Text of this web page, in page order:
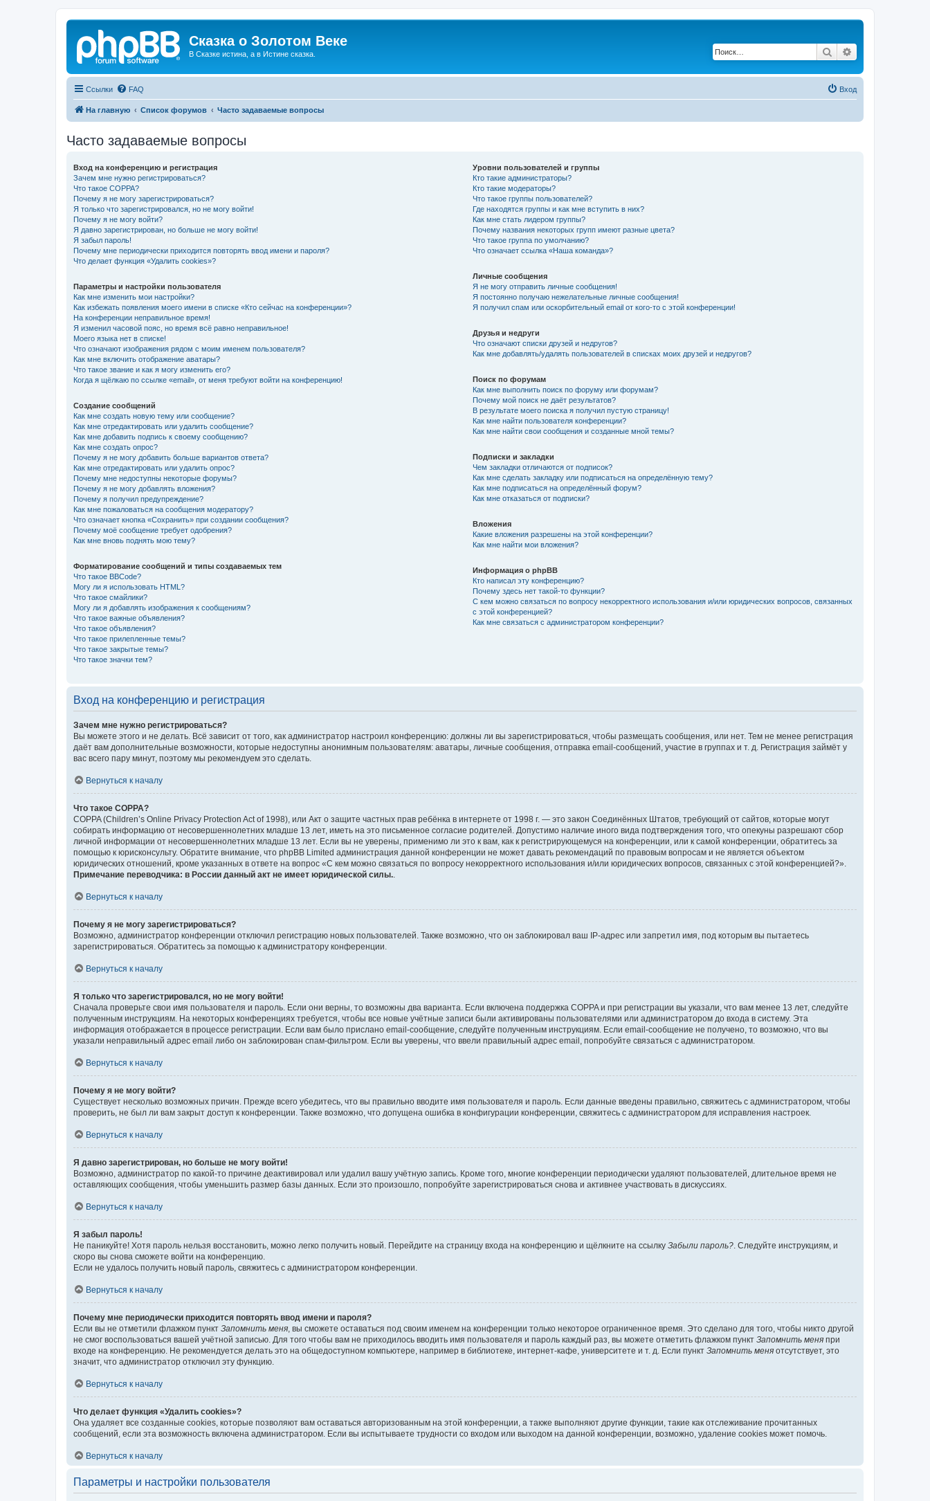
Сказка о Золотом Веке
В Сказке истина, а в Истине сказка. Поиск
Ссылки FAQ Вход
На главную Список форумов Часто задаваемые вопросы
Часто задаваемые вопросы
Вход на конференцию и регистрация
Зачем мне нужно регистрироваться?
Что такое COPPA?
Почему я не могу зарегистрироваться?
Я только что зарегистрировался, но не могу войти!
Почему я не могу войти?
Я давно зарегистрирован, но больше не могу войти!
Я забыл пароль!
Почему мне периодически приходится повторять ввод имени и пароля?
Что делает функция «Удалить cookies»?
Параметры и настройки пользователя
Как мне изменить мои настройки?
Как избежать появления моего имени в списке «Кто сейчас на конференции»?
На конференции неправильное время!
Я изменил часовой пояс, но время всё равно неправильное!
Моего языка нет в списке!
Что означают изображения рядом с моим именем пользователя?
Как мне включить отображение аватары?
Что такое звание и как я могу изменить его?
Когда я щёлкаю по ссылке «email», от меня требуют войти на конференцию!
Создание сообщений
Как мне создать новую тему или сообщение?
Как мне отредактировать или удалить сообщение?
Как мне добавить подпись к своему сообщению?
Как мне создать опрос?
Почему я не могу добавить больше вариантов ответа?
Как мне отредактировать или удалить опрос?
Почему мне недоступны некоторые форумы?
Почему я не могу добавлять вложения?
Почему я получил предупреждение?
Как мне пожаловаться на сообщения модератору?
Что означает кнопка «Сохранить» при создании сообщения?
Почему моё сообщение требует одобрения?
Как мне вновь поднять мою тему?
Форматирование сообщений и типы создаваемых тем
Что такое BBCode?
Могу ли я использовать HTML?
Что такое смайлики?
Могу ли я добавлять изображения к сообщениям?
Что такое важные объявления?
Что такое объявления?
Что такое прилепленные темы?
Что такое закрытые темы?
Что такое значки тем?
Уровни пользователей и группы
Кто такие администраторы?
Кто такие модераторы?
Что такое группы пользователей?
Где находятся группы и как мне вступить в них?
Как мне стать лидером группы?
Почему названия некоторых групп имеют разные цвета?
Что такое группа по умолчанию?
Что означает ссылка «Наша команда»?
Личные сообщения
Я не могу отправить личные сообщения!
Я постоянно получаю нежелательные личные сообщения!
Я получил спам или оскорбительный email от кого-то с этой конференции!
Друзья и недруги
Что означают списки друзей и недругов?
Как мне добавлять/удалять пользователей в списках моих друзей и недругов?
Поиск по форумам
Как мне выполнить поиск по форуму или форумам?
Почему мой поиск не даёт результатов?
В результате моего поиска я получил пустую страницу!
Как мне найти пользователя конференции?
Как мне найти свои сообщения и созданные мной темы?
Подписки и закладки
Чем закладки отличаются от подписок?
Как мне сделать закладку или подписаться на определённую тему?
Как мне подписаться на определённый форум?
Как мне отказаться от подписки?
Вложения
Какие вложения разрешены на этой конференции?
Как мне найти мои вложения?
Информация о phpBB
Кто написал эту конференцию?
Почему здесь нет такой-то функции?
С кем можно связаться по вопросу некорректного использования и/или юридических вопросов, связанных
с этой конференцией?
Как мне связаться с администратором конференции?
Вход на конференцию и регистрация
Зачем мне нужно регистрироваться?
Вы можете этого и не делать. Всё зависит от того, как администратор настроил конференцию: должны ли вы зарегистрироваться, чтобы размещать сообщения, или нет. Тем не менее регистрация
даёт вам дополнительные возможности, которые недоступны анонимным пользователям: аватары, личные сообщения, отправка email-сообщений, участие в группах и т. д. Регистрация займёт у
вас всего пару минут, поэтому мы рекомендуем это сделать.
Вернуться к началу
Что такое COPPA?
COPPA (Children’s Online Privacy Protection Act of 1998), или Акт о защите частных прав ребёнка в интернете от 1998 г. — это закон Соединённых Штатов, требующий от сайтов, которые могут
собирать информацию от несовершеннолетних младше 13 лет, иметь на это письменное согласие родителей. Допустимо наличие иного вида подтверждения того, что опекуны разрешают сбор
личной информации от несовершеннолетних младше 13 лет. Если вы не уверены, применимо ли это к вам, как к регистрирующемуся на конференции, или к самой конференции, обратитесь за
помощью к юрисконсульту. Обратите внимание, что phpBB Limited администрация данной конференции не может давать рекомендаций по правовым вопросам и не является объектом
юридических отношений, кроме указанных в ответе на вопрос «С кем можно связаться по вопросу некорректного использования и/или юридических вопросов, связанных с этой конференцией?».
Примечание переводчика: в России данный акт не имеет юридической силы.
Вернуться к началу
Почему я не могу зарегистрироваться?
Возможно, администратор конференции отключил регистрацию новых пользователей. Также возможно, что он заблокировал ваш IP-адрес или запретил имя, под которым вы пытаетесь
зарегистрироваться. Обратитесь за помощью к администратору конференции.
Вернуться к началу
Я только что зарегистрировался, но не могу войти!
Сначала проверьте свои имя пользователя и пароль. Если они верны, то возможны два варианта. Если включена поддержка COPPA и при регистрации вы указали, что вам менее 13 лет, следуйте
полученным инструкциям. На некоторых конференциях требуется, чтобы все новые учётные записи были активированы пользователями или администратором до входа в систему. Эта
информация отображается в процессе регистрации. Если вам было прислано email-сообщение, следуйте полученным инструкциям. Если email-сообщение не получено, то возможно, что вы
указали неправильный адрес email либо он заблокирован спам-фильтром. Если вы уверены, что ввели правильный адрес email, попробуйте связаться с администратором.
Вернуться к началу
Почему я не могу войти?
Существует несколько возможных причин. Прежде всего убедитесь, что вы правильно вводите имя пользователя и пароль. Если данные введены правильно, свяжитесь с администратором, чтобы
проверить, не был ли вам закрыт доступ к конференции. Также возможно, что допущена ошибка в конфигурации конференции, свяжитесь с администратором для исправления настроек.
Вернуться к началу
Я давно зарегистрирован, но больше не могу войти!
Возможно, администратор по какой-то причине деактивировал или удалил вашу учётную запись. Кроме того, многие конференции периодически удаляют пользователей, длительное время не
оставляющих сообщения, чтобы уменьшить размер базы данных. Если это произошло, попробуйте зарегистрироваться снова и активнее участвовать в дискуссиях.
Вернуться к началу
Я забыл пароль!
Не паникуйте! Хотя пароль нельзя восстановить, можно легко получить новый. Перейдите на страницу входа на конференцию и щёлкните на ссылку Забыли пароль? . Следуйте инструкциям, и
скоро вы снова сможете войти на конференцию.
Если не удалось получить новый пароль, свяжитесь с администратором конференции.
Вернуться к началу
Почему мне периодически приходится повторять ввод имени и пароля?
Если вы не отметили флажком пункт Запомнить меня , вы сможете оставаться под своим именем на конференции только некоторое ограниченное время. Это сделано для того, чтобы никто другой
не смог воспользоваться вашей учётной записью. Для того чтобы вам не приходилось вводить имя пользователя и пароль каждый раз, вы можете отметить флажком пункт Запомнить меня при
входе на конференцию. Не рекомендуется делать это на общедоступном компьютере, например в библиотеке, интернет-кафе, университете и т. д. Если пункт Запомнить меня отсутствует, это
значит, что администратор отключил эту функцию.
Вернуться к началу
Что делает функция «Удалить cookies»?
Она удаляет все созданные cookies, которые позволяют вам оставаться авторизованным на этой конференции, а также выполняют другие функции, такие как отслеживание прочитанных
сообщений, если эта возможность включена администратором. Если вы испытываете трудности со входом или выходом на данной конференции, возможно, удаление cookies может помочь.
Вернуться к началу
Параметры и настройки пользователя